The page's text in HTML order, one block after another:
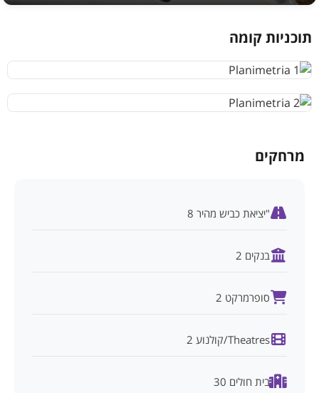
תוכניות קומה
מרחקים
"יציאת כביש מהיר 8
בנקים 2
סופרמרקט 2
Theatres/קולנוע 2
בית חולים 30